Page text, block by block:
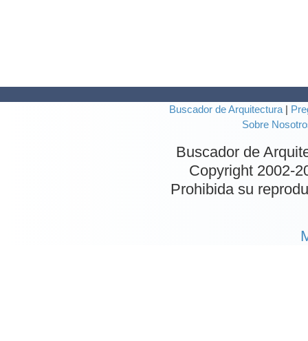
Buscador de Arquitectura
Sobre
Buscador de
Copyright 2002-
Prohibida su